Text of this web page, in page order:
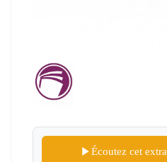
Écoutez cet